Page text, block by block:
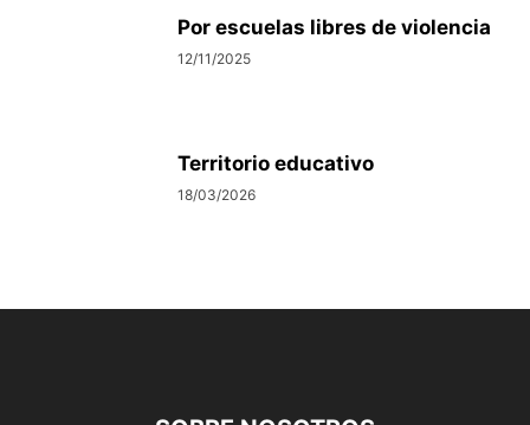
Por escuelas libres de violencia
12/11/2025
Territorio educativo
18/03/2026